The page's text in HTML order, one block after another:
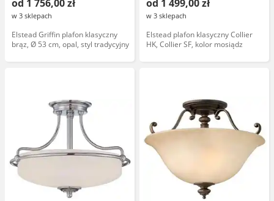
od 1 756,00 zł
w 3 sklepach
Elstead Griffin plafon klasyczny
brąz, Ø 53 cm, opal, styl tradycyjny
od 1 499,00 zł
w 3 sklepach
Elstead plafon klasyczny Collier
HK, Collier SF, kolor mosiądz